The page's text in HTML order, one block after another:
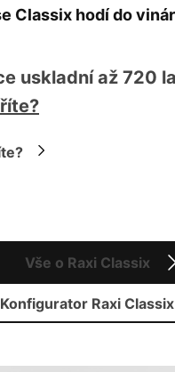
Classix hodí do
Vše o Raxi Classix
Konfigurator Raxi Classix
uskladní až 720